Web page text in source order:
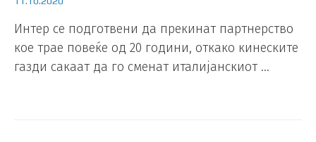
Интер се подготвени да прекинат партнерство
кое трае повеќе од 20 години, откако кинеските
газди сакаат да го сменат италијанскиот …